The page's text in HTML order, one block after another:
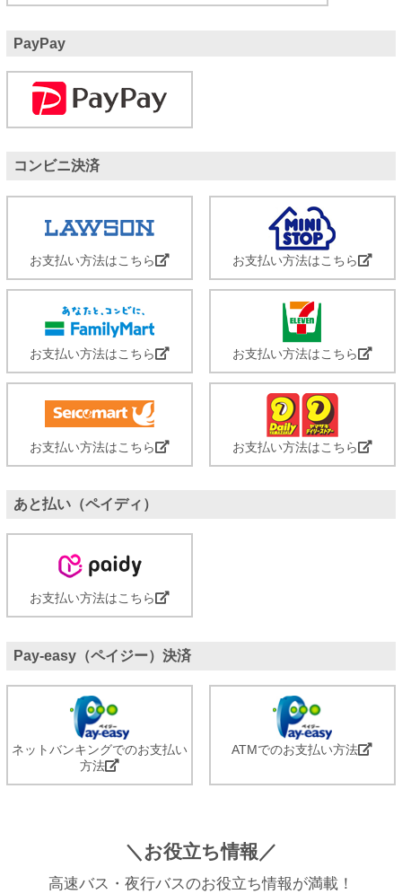
PayPay
コンビニ決済
お支払い方法はこちら お支払い方法はこちら
お支払い方法はこちら お支払い方法はこちら
お支払い方法はこちら お支払い方法はこちら
あと払い（ペイディ）
お支払い方法はこちら
Pay-easy（ペイジー）決済
ネットバンキングでのお支払い
方法
ATMでのお支払い方法
＼お役立ち情報／
高速バス・夜行バスのお役立ち情報が満載！